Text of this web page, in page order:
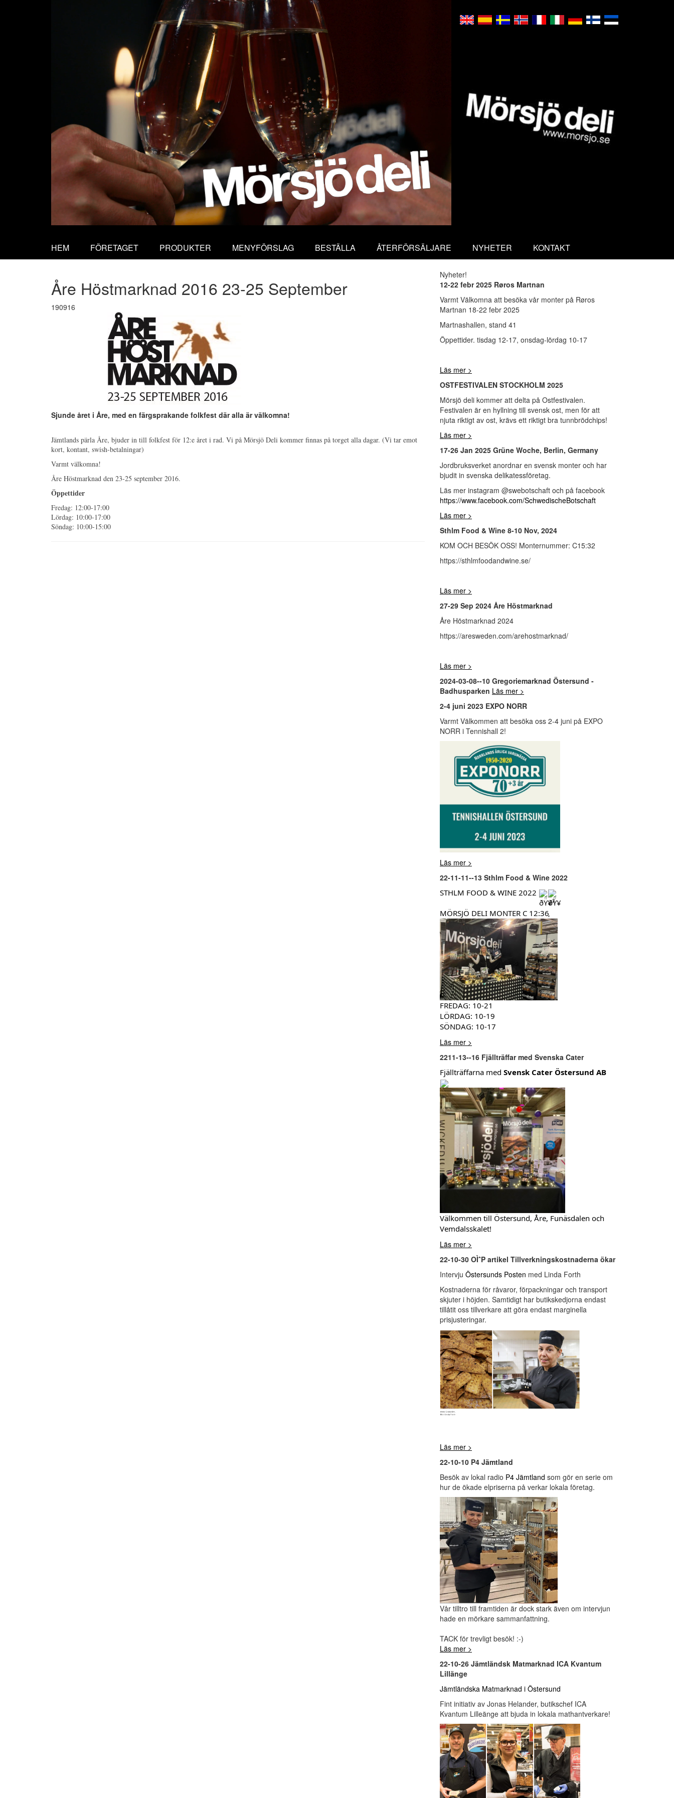
HEM FÖRETAGET PRODUKTER MENYFÖRSLAG BESTÄLLA ÅTERFÖRSÄLJARE NYHETER KONTAKT
Åre Höstmarknad 2016 23-25 September
190916
Sjunde året i Åre, med en färgsprakande folkfest där alla är välkomna!
Jämtlands pärla Åre, bjuder in till folkfest för 12:e året i rad. Vi på Mörsjö Deli kommer finnas på torget alla dagar. (Vi tar emot
kort, kontant, swish-betalningar)
Varmt välkomna!
Åre Höstmarknad den 23-25 september 2016.
Öppettider
Fredag: 12:00-17:00
Lördag: 10:00-17:00
Söndag: 10:00-15:00
Nyheter!
12-22 febr 2025 Røros Martnan
Varmt Välkomna att besöka vår monter på Røros
Martnan 18-22 febr 2025
Martnashallen, stand 41
Öppettider. tisdag 12-17, onsdag-lördag 10-17
Läs mer >
OSTFESTIVALEN STOCKHOLM 2025
Mörsjö deli kommer att delta på Ostfestivalen.
Festivalen är en hyllning till svensk ost, men för att
njuta riktigt av ost, krävs ett riktigt bra tunnbrödchips!
Läs mer >
17-26 Jan 2025 Grüne Woche, Berlin, Germany
Jordbruksverket anordnar en svensk monter och har
bjudit in svenska delikatessföretag.
Läs mer instagram @swebotschaft och på facebook
https://www.facebook.com/SchwedischeBotschaft
Läs mer >
Sthlm Food & Wine 8-10 Nov, 2024
KOM OCH BESÖK OSS! Monternummer: C15:32
https://sthlmfoodandwine.se/
Läs mer >
27-29 Sep 2024 Åre Höstmarknad
Åre Höstmarknad 2024
https://aresweden.com/arehostmarknad/
Läs mer >
2024-03-08--10 Gregoriemarknad Östersund -
Badhusparken Läs mer >
2-4 juni 2023 EXPO NORR
Varmt Välkommen att besöka oss 2-4 juni på EXPO
NORR i Tennishall 2!
Läs mer >
22-11-11--13 Sthlm Food & Wine 2022
STHLM FOOD & WINE 2022
MÖRSJÖ DELI MONTER C 12:36
FREDAG: 10-21
LÖRDAG: 10-19
SÖNDAG: 10-17
Läs mer >
2211-13--16 Fjällträffar med Svenska Cater
Fjällträffarna med Svensk Cater Östersund AB
Välkommen till Östersund, Åre, Funäsdalen och
Vemdalsskalet!
Läs mer >
22-10-30 OÌˆP artikel Tillverkningskostnaderna ökar
Intervju Östersunds Posten med Linda Forth
Kostnaderna för råvaror, förpackningar och transport
skjuter i höjden. Samtidigt har butikskedjorna endast
tillåtit oss tillverkare att göra endast marginella
prisjusteringar.
Läs mer >
22-10-10 P4 Jämtland
Besök av lokal radio P4 Jämtland som gör en serie om
hur de ökade elpriserna på verkar lokala företag.
Vår tilltro till framtiden är dock stark även om intervjun
hade en mörkare sammanfattning.
TACK för trevligt besök! :-)
Läs mer >
22-10-26 Jämtländsk Matmarknad ICA Kvantum
Lillänge
Jämtländska Matmarknad i Östersund
Fint initiativ av Jonas Helander, butikschef ICA
Kvantum Lilleänge att bjuda in lokala mathantverkare!